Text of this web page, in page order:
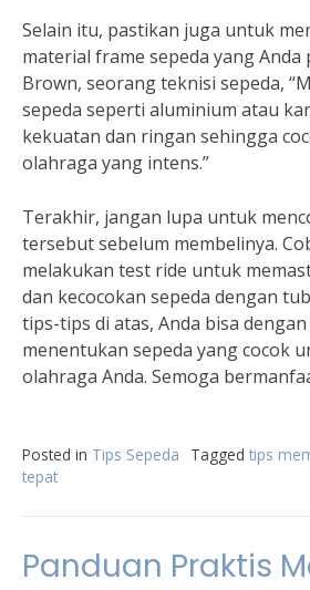
Selain itu, pastikan juga untuk
material frame sepeda yang
Brown, seorang teknisi sepeda,
sepeda seperti aluminium atau
kekuatan dan ringan sehingga
olahraga yang intens.”
Terakhir, jangan lupa untuk
tersebut sebelum membelinya.
melakukan test ride untuk
dan kecocokan sepeda dengan
tips-tips di atas, Anda bisa
menentukan sepeda yang cocok
olahraga Anda. Semoga
Posted in Tips Sepeda Tagged tips
tepat
Panduan Praktis